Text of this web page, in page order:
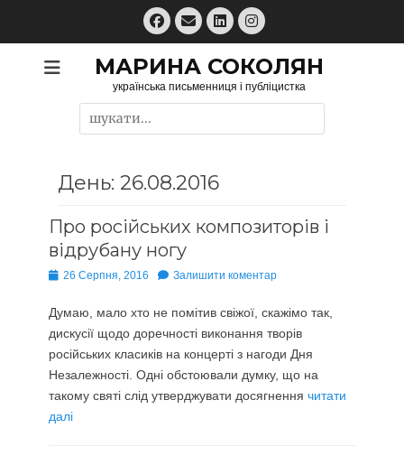
Facebook
EmailLinkedInInstagram
МАРИНА СОКОЛЯН
українська письменниця і публіцистка
День: 26.08.2016
Про російських композиторів і
відрубану ногу
Опубліковано
26 Серпня, 2016 Залишити коментар
Думаю, мало хто не помітив свіжої, скажімо так,
дискусії щодо доречності виконання творів
російських класиків на концерті з нагоди Дня
Незалежності. Одні обстоювали думку, що на
такому святі слід утверджувати досягнення читати
далі